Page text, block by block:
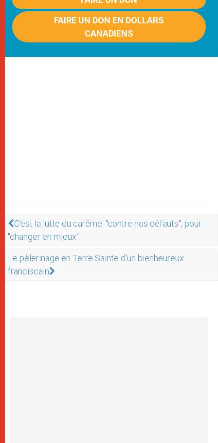
FAIRE UN DON EN DOLLARS
CANADIENS
C'est la lutte du carême: "contre nos défauts", pour
"changer en mieux"
Le pèlerinage en Terre Sainte d'un bienheureux
franciscain